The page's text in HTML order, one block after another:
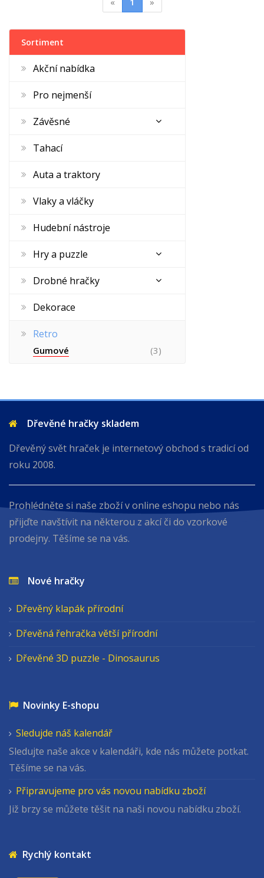
Sortiment
Akční nabídka
Pro nejmenší
Závěsné
Tahací
Auta a traktory
Vlaky a vláčky
Hudební nástroje
Hry a puzzle
Drobné hračky
Dekorace
Retro
Gumové (3)
Dřevěné hračky skladem
Dřevěný svět hraček je internetový obchod s tradicí od
roku 2008.
Prohlédněte si naše zboží v online eshopu nebo nás
přijďte navštívit na některou z akcí či do vzorkové
prodejny. Těšíme se na vás.
Nové hračky
Dřevěný klapák přírodní
Dřevěná řehračka větší přírodní
Dřevěné 3D puzzle - Dinosaurus
Novinky E-shopu
Sledujde náš kalendář
Sledujte naše akce v kalendáři, kde nás můžete potkat.
Těšíme se na vás.
Připravujeme pro vás novou nabídku zboží
Již brzy se můžete těšit na naši novou nabídku zboží.
Rychlý kontakt